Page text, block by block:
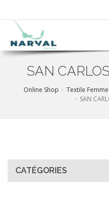
SAN
Online Shop Textile
SAN
CATÉGORIES